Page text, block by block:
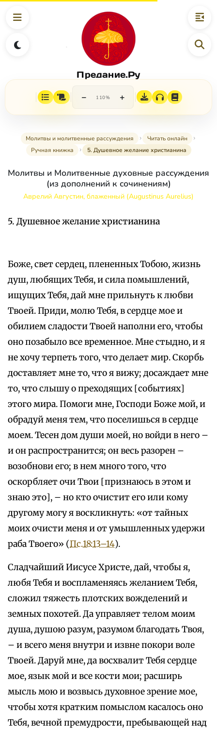
Предание.Ру
− 110% +
Молитвы и молитвенные рассуждения
Читать онлайн
Ручная книжка
5. Душевное желание христианина
Молитвы и Молитвенные духовные рассуждения
(из дополнений к сочинениям)
Аврелий Августин, блаженный (Augustinus Aurelius)
5. Душевное желание христианина
Боже, свет сердец, плененных Тобою, жизнь
душ, любящих Тебя, и сила помышлений,
ищущих Тебя, дай мне прильнуть к любви
Твоей. Приди, молю Тебя, в сердце мое и
обилием сладости Твоей наполни его, чтобы
оно позабыло все временное. Мне стыдно, и я
не хочу терпеть того, что делает мир. Скорбь
доставляет мне то, что я вижу; досаждает мне
то, что слышу о преходящих [событиях]
этого мира. Помоги мне, Господи Боже мой, и
обрадуй меня тем, что поселишься в сердце
моем. Тесен дом души моей, но войди в него –
и он распространится; он весь разорен –
возобнови его; в нем много того, что
оскорбляет очи Твои [признаюсь в этом и
знаю это], – но кто очистит его или кому
другому могу я воскликнуть: «от тайных
моих очисти меня и от умышленных удержи
раба Твоего» (Пс.18:13–14).
Сладчайший Иисусе Христе, дай, чтобы я,
любя Тебя и воспламеняясь желанием Тебя,
сложил тяжесть плотских вожделений и
земных похотей. Да управляет телом моим
душа, душою разум, разумом благодать Твоя,
– и всего меня внутри и извне покори воле
Твоей. Даруй мне, да восхвалит Тебя сердце
мое, язык мой и все кости мои; расширь
мысль мою и возвысь духовное зрение мое,
чтобы хотя кратким помыслом касалось оно
Тебя, вечной премудрости, пребывающей над